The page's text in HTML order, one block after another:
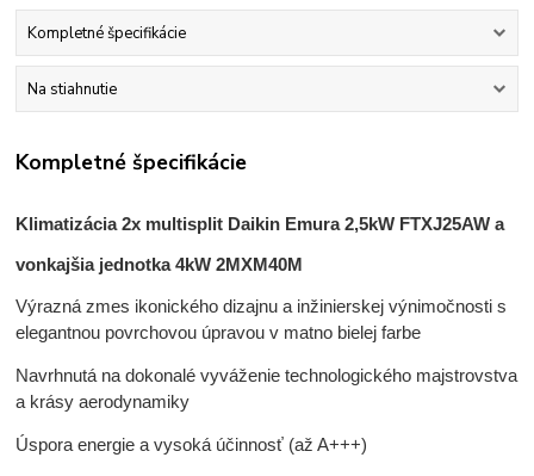
Kompletné špecifikácie
Na stiahnutie
Kompletné špecifikácie
Klimatizácia 2x multisplit Daikin Emura 2,5kW FTXJ25AW a
vonkajšia jednotka 4kW 2MXM40M
Výrazná zmes ikonického dizajnu a inžinierskej výnimočnosti s
elegantnou povrchovou úpravou v matno bielej farbe
Navrhnutá na dokonalé vyváženie technologického majstrovstva
a krásy aerodynamiky
Úspora energie a vysoká účinnosť (až A+++)